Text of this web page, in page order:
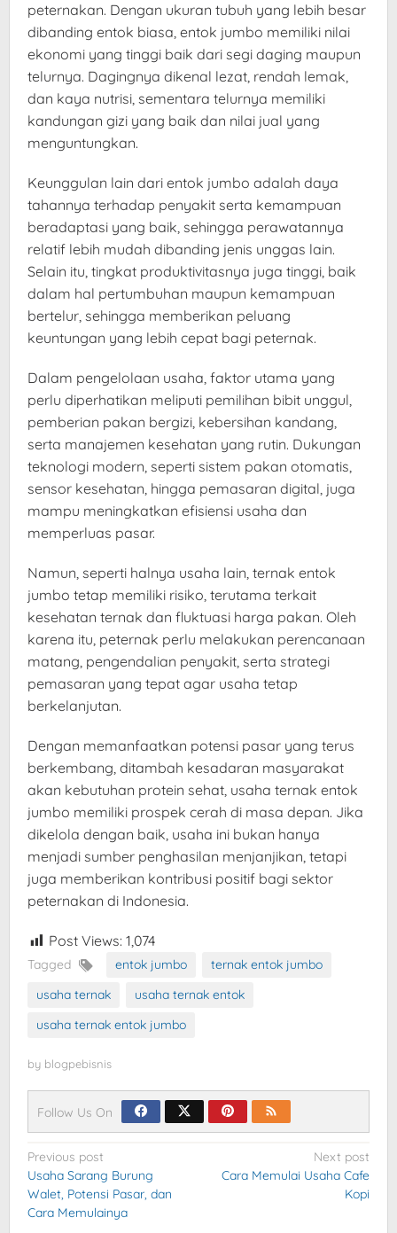
peternakan. Dengan ukuran tubuh yang lebih besar
dibanding entok biasa, entok jumbo memiliki nilai
ekonomi yang tinggi baik dari segi daging maupun
telurnya. Dagingnya dikenal lezat, rendah lemak,
dan kaya nutrisi, sementara telurnya memiliki
kandungan gizi yang baik dan nilai jual yang
menguntungkan.
Keunggulan lain dari entok jumbo adalah daya
tahannya terhadap penyakit serta kemampuan
beradaptasi yang baik, sehingga perawatannya
relatif lebih mudah dibanding jenis unggas lain.
Selain itu, tingkat produktivitasnya juga tinggi, baik
dalam hal pertumbuhan maupun kemampuan
bertelur, sehingga memberikan peluang
keuntungan yang lebih cepat bagi peternak.
Dalam pengelolaan usaha, faktor utama yang
perlu diperhatikan meliputi pemilihan bibit unggul,
pemberian pakan bergizi, kebersihan kandang,
serta manajemen kesehatan yang rutin. Dukungan
teknologi modern, seperti sistem pakan otomatis,
sensor kesehatan, hingga pemasaran digital, juga
mampu meningkatkan efisiensi usaha dan
memperluas pasar.
Namun, seperti halnya usaha lain, ternak entok
jumbo tetap memiliki risiko, terutama terkait
kesehatan ternak dan fluktuasi harga pakan. Oleh
karena itu, peternak perlu melakukan perencanaan
matang, pengendalian penyakit, serta strategi
pemasaran yang tepat agar usaha tetap
berkelanjutan.
Dengan memanfaatkan potensi pasar yang terus
berkembang, ditambah kesadaran masyarakat
akan kebutuhan protein sehat, usaha ternak entok
jumbo memiliki prospek cerah di masa depan. Jika
dikelola dengan baik, usaha ini bukan hanya
menjadi sumber penghasilan menjanjikan, tetapi
juga memberikan kontribusi positif bagi sektor
peternakan di Indonesia.
Post Views: 1,074
Tagged entok jumbo
ternak entok jumbo
usaha ternak
usaha ternak entok
usaha ternak entok jumbo
by blogpebisnis
Follow Us On
Post
navigation
Previous post
Usaha Sarang Burung
Walet, Potensi Pasar, dan
Cara Memulainya
Next post
Cara Memulai Usaha Cafe
Kopi